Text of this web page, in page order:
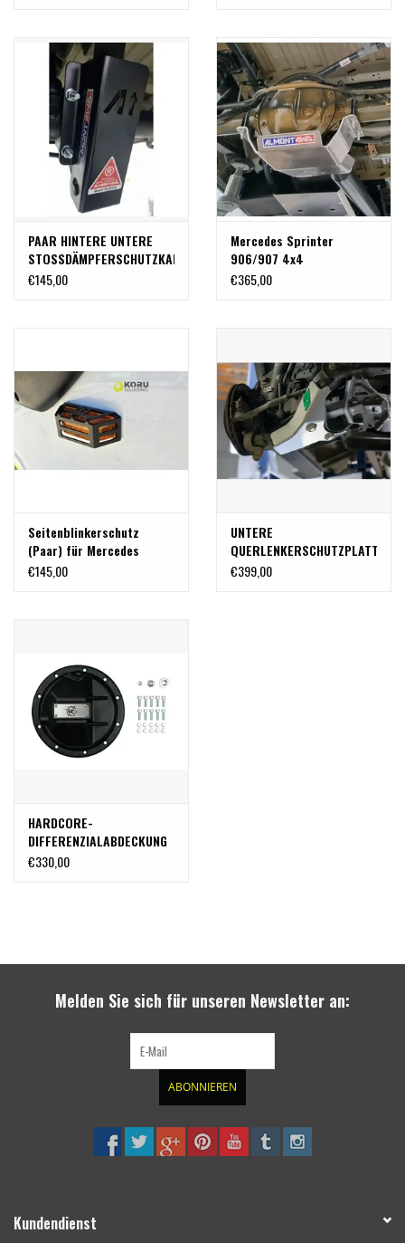
(2007+) Einzelbereift von
VAN COMPASS
PAAR HINTERE UNTERE
STOSSDÄMPFERSCHUTZKAPPEN
für MERCEDES SPRINTER
€145,00
Mercedes Sprinter
906/907 4x4
Unterfahrschutz
€365,00
Seitenblinkerschutz
(Paar) für Mercedes
Sprinter 906/907
€145,00
UNTERE
QUERLENKERSCHUTZPLATTEN
VORNE - für SPRINTER
€399,00
HARDCORE-
DIFFERENZIALABDECKUNG
– SPRINTER 906 &907
€330,00
Melden Sie sich für unseren Newsletter an:
ABONNIEREN
Kundendienst